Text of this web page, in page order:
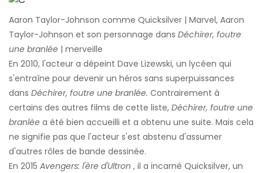
Aaron Taylor-Johnson comme Quicksilver | Marvel, Aaron
Taylor-Johnson et son personnage dans Déchirer, foutre
une branlée | merveille
En 2010, l'acteur a dépeint Dave Lizewski, un lycéen qui
s'entraîne pour devenir un héros sans superpuissances
dans Déchirer, foutre une branlée. Contrairement à
certains des autres films de cette liste, Déchirer, foutre une
branlée a été bien accueilli et a obtenu une suite. Mais cela
ne signifie pas que l'acteur s'est abstenu d'assumer
d'autres rôles de bande dessinée.
En 2015 Avengers: l'ère d'Ultron , il a incarné Quicksilver, un